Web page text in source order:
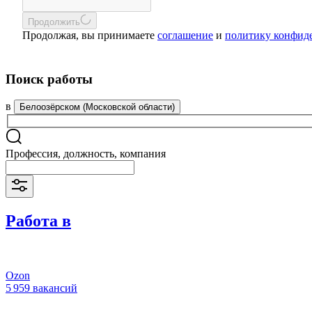
Продолжить
Продолжая, вы принимаете соглашение и политику
Поиск работы
в Белоозёрском (Московской области)
Профессия, должность, компания
Работа в
Ozon
5 959 вакансий